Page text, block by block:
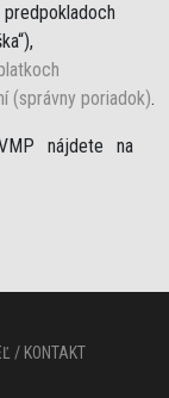
(správny poriadok).
nájdete na
/ KONTAKT